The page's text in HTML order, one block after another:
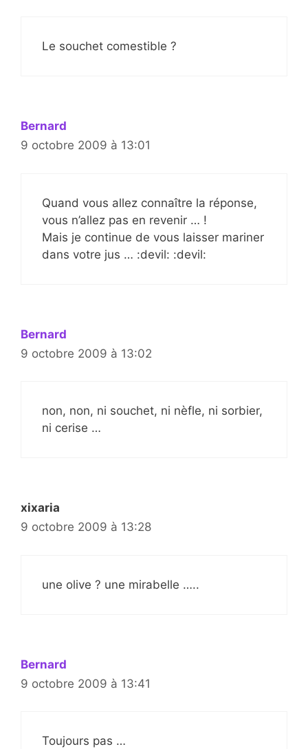
Le souchet comestible ?
Bernard
9 octobre 2009 à 13:01
Quand vous allez connaître la réponse,
vous n’allez pas en revenir … !
Mais je continue de vous laisser mariner
dans votre jus … :devil: :devil:
Bernard
9 octobre 2009 à 13:02
non, non, ni souchet, ni nèfle, ni sorbier,
ni cerise …
xixaria
9 octobre 2009 à 13:28
une olive ? une mirabelle …..
Bernard
9 octobre 2009 à 13:41
Toujours pas …